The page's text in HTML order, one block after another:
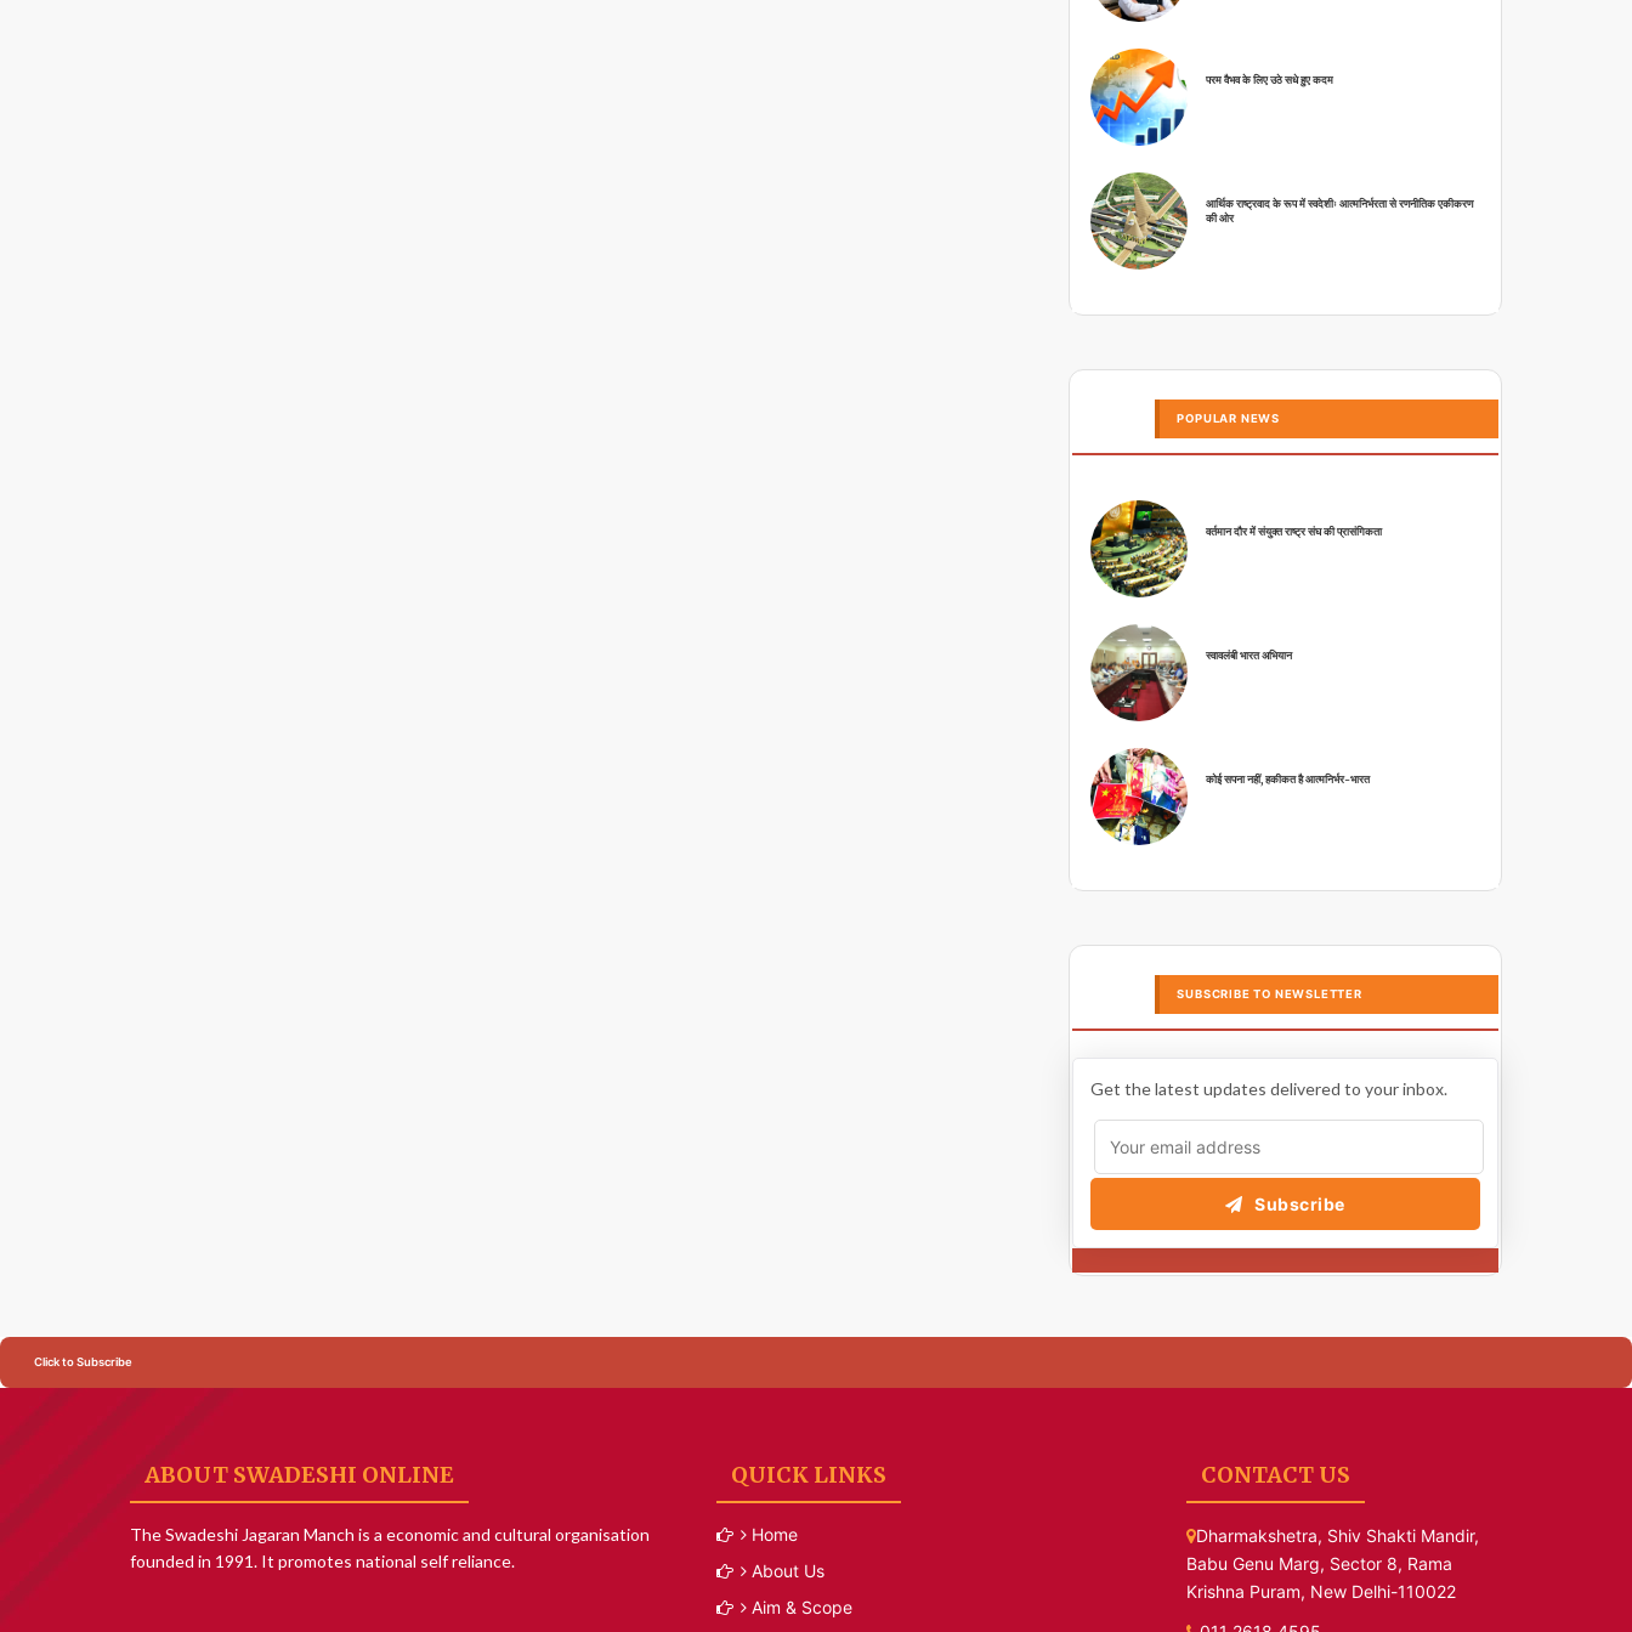
परम वैभव के लिए उठे सधे हुए कदम
आर्थिक राष्ट्रवाद के रूप में स्वदेशीः आत्मनिर्भरता से रणनीतिक एकीकरण
की ओर
POPULAR NEWS
वर्तमान दौर में संयुक्त राष्ट्र संघ की प्रासंगिकता
स्वावलंबी भारत अभियान
कोई सपना नहीं, हकीकत है आत्मनिर्भर-भारत
SUBSCRIBE TO NEWSLETTER
Get the latest updates delivered to your inbox.
Subscribe
Click to Subscribe
ABOUT SWADESHI ONLINE
The Swadeshi Jagaran Manch is a economic and cultural organisation
founded in 1991. It promotes national self reliance.
QUICK LINKS
Home
About Us
Aim & Scope
CONTACT US
Dharmakshetra, Shiv Shakti Mandir,
Babu Genu Marg, Sector 8, Rama
Krishna Puram, New Delhi-110022